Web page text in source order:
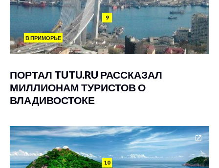
9
В ПРИМОРЬЕ
ПОРТАЛ TUTU.RU РАССКАЗАЛ
МИЛЛИОНАМ ТУРИСТОВ О
ВЛАДИВОСТОКЕ
10